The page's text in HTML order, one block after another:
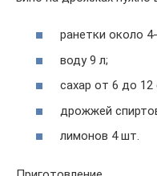
ранетки около
воду 9 л;
сахар от 6 до 12
дрожжей
лимонов 4 шт.